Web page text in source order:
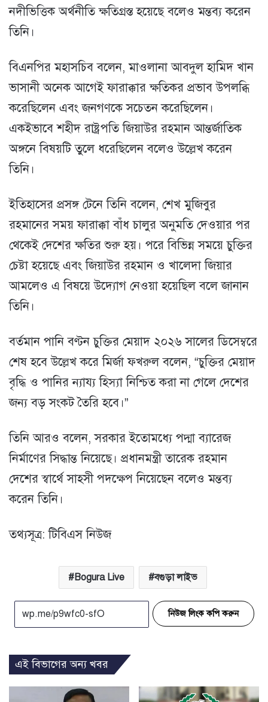
নদীভিত্তিক অর্থনীতি ক্ষতিগ্রস্ত হয়েছে বলেও মন্তব্য করেন
তিনি।
বিএনপির মহাসচিব বলেন, মাওলানা আবদুল হামিদ খান
ভাসানী অনেক আগেই ফারাক্কার ক্ষতিকর প্রভাব উপলব্ধি
করেছিলেন এবং জনগণকে সচেতন করেছিলেন।
একইভাবে শহীদ রাষ্ট্রপতি জিয়াউর রহমান আন্তর্জাতিক
অঙ্গনে বিষয়টি তুলে ধরেছিলেন বলেও উল্লেখ করেন
তিনি।
ইতিহাসের প্রসঙ্গ টেনে তিনি বলেন, শেখ মুজিবুর
রহমানের সময় ফারাক্কা বাঁধ চালুর অনুমতি দেওয়ার পর
থেকেই দেশের ক্ষতির শুরু হয়। পরে বিভিন্ন সময়ে চুক্তির
চেষ্টা হয়েছে এবং জিয়াউর রহমান ও খালেদা জিয়ার
আমলেও এ বিষয়ে উদ্যোগ নেওয়া হয়েছিল বলে জানান
তিনি।
বর্তমান পানি বণ্টন চুক্তির মেয়াদ ২০২৬ সালের ডিসেম্বরে
শেষ হবে উল্লেখ করে মির্জা ফখরুল বলেন, “চুক্তির মেয়াদ
বৃদ্ধি ও পানির ন্যায্য হিস্যা নিশ্চিত করা না গেলে দেশের
জন্য বড় সংকট তৈরি হবে।”
তিনি আরও বলেন, সরকার ইতোমধ্যে পদ্মা ব্যারেজ
নির্মাণের সিদ্ধান্ত নিয়েছে। প্রধানমন্ত্রী তারেক রহমান
দেশের স্বার্থে সাহসী পদক্ষেপ নিয়েছেন বলেও মন্তব্য
করেন তিনি।
তথ্যসূত্র: টিবিএস নিউজ
Bogura Live বগুড়া লাইভ
নিউজ লিংক কপি করুন
এই বিভাগের অন্য খবর